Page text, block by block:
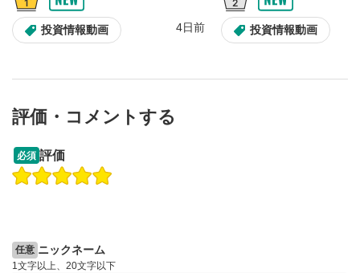
投資情報動画 4日前 投資情報動画
操作説明動画
評価・コメントする
必須 評価
任意 ニックネーム
1文字以上、20文字以下